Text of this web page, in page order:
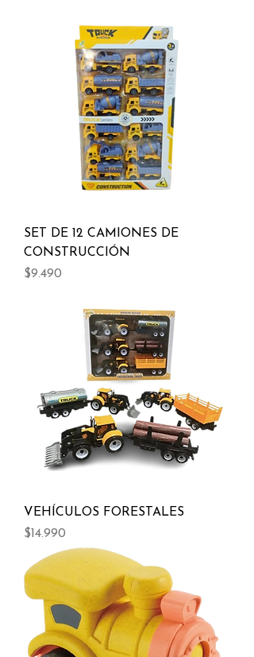
SET DE 12 CAMIONES DE
CONSTRUCCIÓN
Precio
$9.490
VEHÍCULOS FORESTALES
Precio
$14.990